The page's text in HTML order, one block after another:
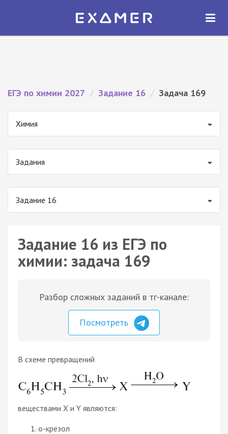
Экзамер — ЕГЭ 2027
ОТКРЫТЬ
ЕГЭ по химии 2027 / Задание 16 / Задача 169
Химия
Задания
Задание 16
Задание 16 из ЕГЭ по
химии: задача 169
Разбор сложных заданий в тг-канале:
Посмотреть
В схеме превращений
веществами Х и Y являются:
о-крезол